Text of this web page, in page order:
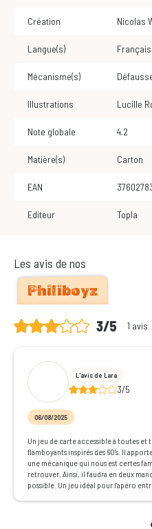
Création Nicolas
Langue(s) Français
Mécanisme(s)
Illustrations Lucille
Note globale 4.2
Matière(s) Carton
EAN
Editeur Topla
Les avis de nos
Philiboyz
3/5 1 avis
L'avis de Lara
3/5
06/08/2025
Un jeu de carte accessible à toutes et
flamboyants inspirés des 60's. Il
une mécanique qui nous est certes
retrouver. Ainsi, il faudra en deux
possible. Un jeu idéal pour l'apéro